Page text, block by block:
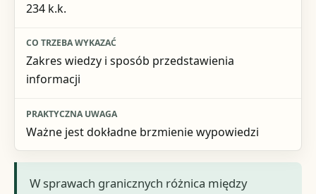
234 k.k.
Zakres wiedzy i sposób przedstawienia
informacji
Ważne jest dokładne brzmienie wypowiedzi
W sprawach granicznych różnica między